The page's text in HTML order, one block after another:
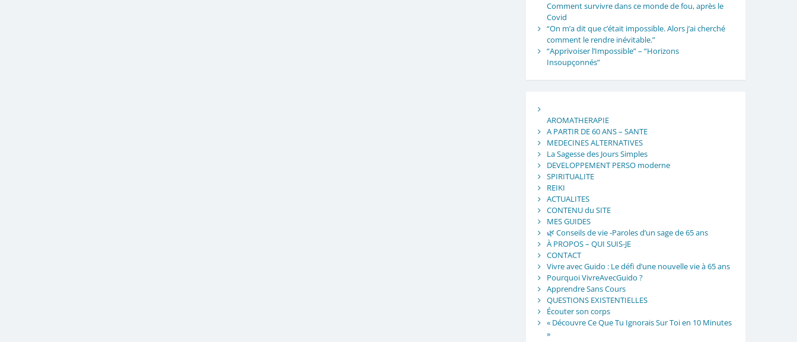
Comment survivre dans ce monde de fou, après le
Covid
“On m’a dit que c’était impossible. Alors j’ai cherché
comment le rendre inévitable.”
“Apprivoiser l’Impossible” – “Horizons
Insoupçonnés”
AROMATHERAPIE
A PARTIR DE 60 ANS – SANTE
MEDECINES ALTERNATIVES
La Sagesse des Jours Simples
DEVELOPPEMENT PERSO moderne
SPIRITUALITE
REIKI
ACTUALITES
CONTENU du SITE
MES GUIDES
🌿 Conseils de vie -Paroles d’un sage de 65 ans
À PROPOS – QUI SUIS-JE
CONTACT
Vivre avec Guido : Le défi d’une nouvelle vie à 65 ans
Pourquoi VivreAvecGuido ?
Apprendre Sans Cours
QUESTIONS EXISTENTIELLES
Écouter son corps
« Découvre Ce Que Tu Ignorais Sur Toi en 10 Minutes
»